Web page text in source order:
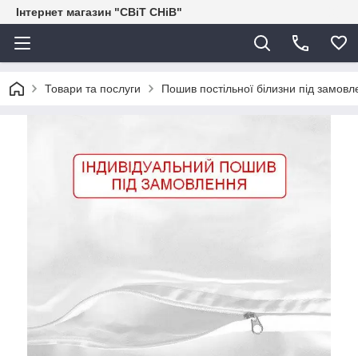
Інтернет магазин "СВіТ СНіВ"
Товари та послуги Пошив постільної білизни під